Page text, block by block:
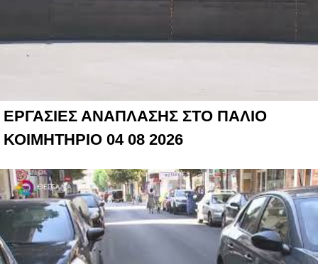
ΕΡΓΑΣΙΕΣ ΑΝΑΠΛΑΣΗΣ ΣΤΟ ΠΑΛΙΟ
ΚΟΙΜΗΤΗΡΙΟ 04 08 2026